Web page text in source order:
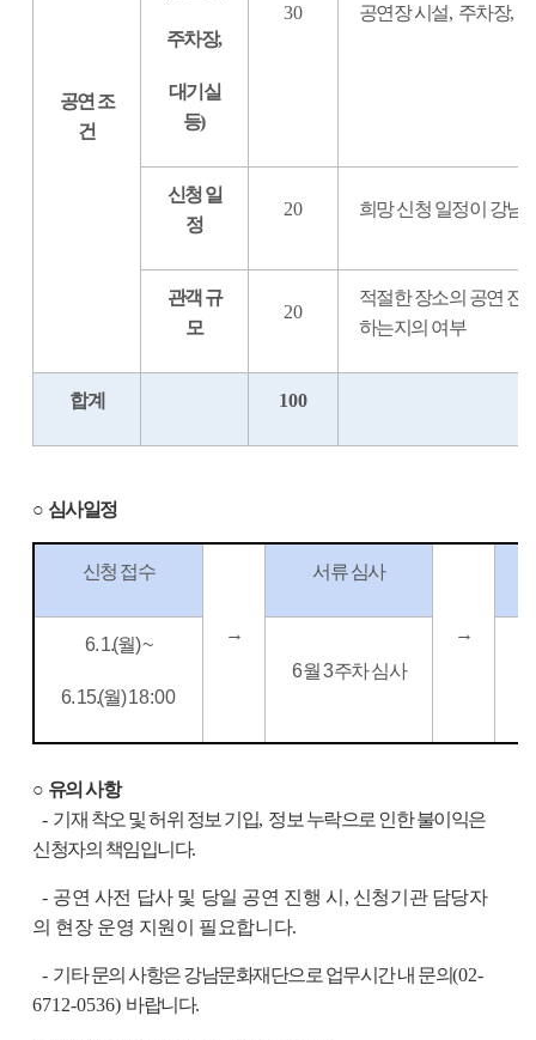
공연 조
건
주차장,
대기실
등)
30 공연장 시설, 주차장,
신청 일
정
20 희망 신청 일정이 강남
관객 규
모
20
적절한 장소의 공연 진
하는지의 여부
합계 100
○ 심사일정
신청 접수
→
서류 심사
→
6. 1.(월) ~
6. 15.(월) 18:00
6월3주차 심사
○ 유의 사항
- 기재 착오 및 허위 정보 기입, 정보 누락으로 인한 불이익은
신청자의 책임입니다.
- 공연 사전 답사 및 당일 공연 진행 시 , 신청기관 담당자
의 현장 운영 지원이 필요합니다.
- 기타 문의 사항은 강남문화재단으로 업무시간 내 문의(02-
6712-0536) 바랍니다.